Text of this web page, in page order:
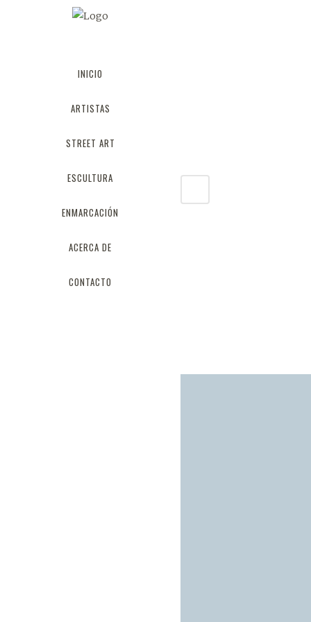
INICIO
ARTISTAS
STREET ART
ESCULTURA
ENMARCACIÓN
ACERCA DE
CONTACTO